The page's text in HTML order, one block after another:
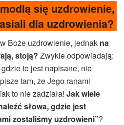
się uzdrowienie,
dla uzdrowienia?
Boże uzdrowienie, jednak na
stoją? Zwykle odpowiadają:
to jest napisane, nie
tam, że Jego ranami
to nie zadziała! Jak wiele
słowa, gdzie jest
zostaliśmy uzdrowieni”?